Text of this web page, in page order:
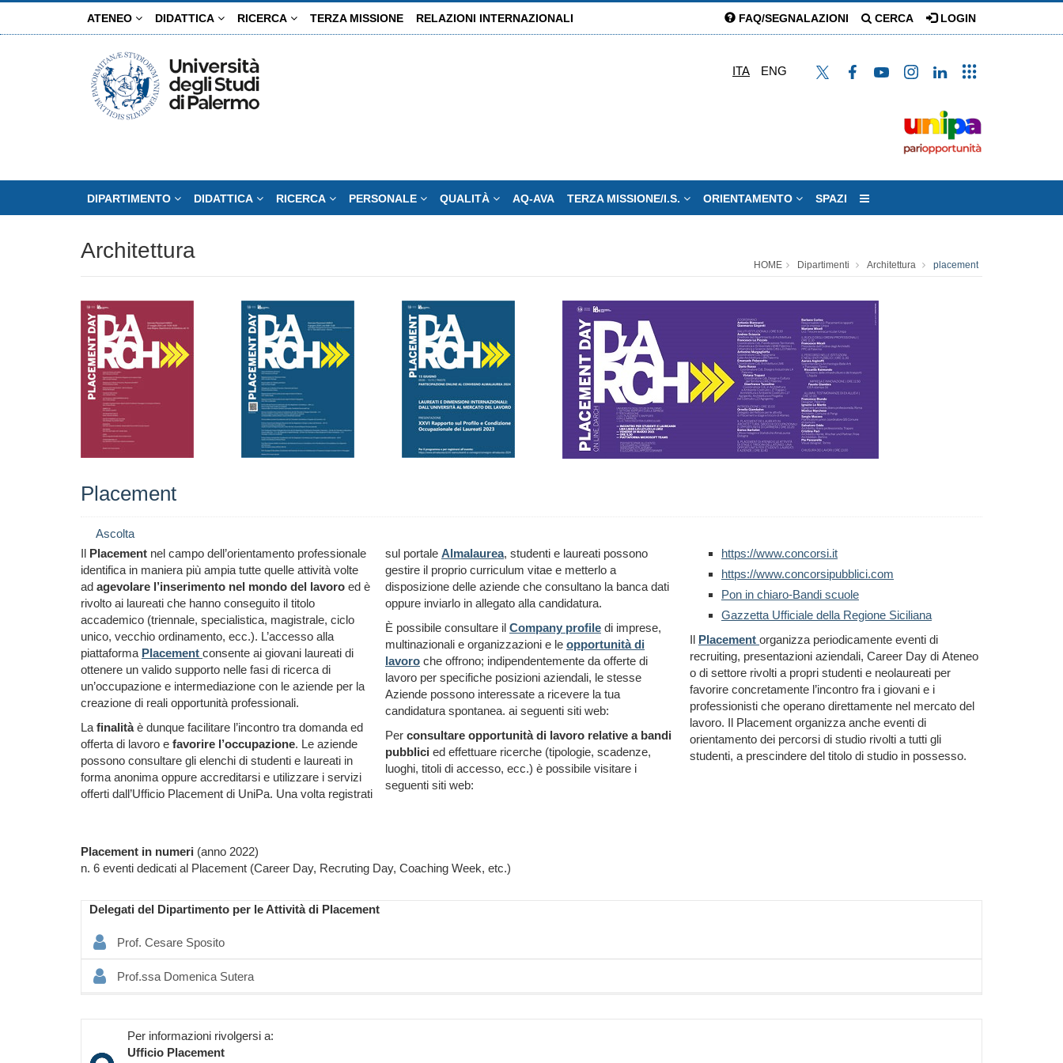
ATENEO DIDATTICA RICERCA TERZA MISSIONE RELAZIONI INTERNAZIONALI FAQ/SEGNALAZIONI CERCA LOGIN
ITA ENG
DIPARTIMENTO DIDATTICA RICERCA PERSONALE QUALITÀ AQ-AVA TERZA MISSIONE/I.S. ORIENTAMENTO SPAZI
Architettura
HOME Dipartimenti Architettura placement
Placement
Ascolta
Il Placement nel campo dell’orientamento professionale
identifica in maniera più ampia tutte quelle attività volte
ad agevolare l’inserimento nel mondo del lavoro ed è
rivolto ai laureati che hanno conseguito il titolo
accademico (triennale, specialistica, magistrale, ciclo
unico, vecchio ordinamento, ecc.). L’accesso alla
piattaforma Placement consente ai giovani laureati di
ottenere un valido supporto nelle fasi di ricerca di
un’occupazione e intermediazione con le aziende per la
creazione di reali opportunità professionali.
La finalitàè dunque facilitare l’incontro tra domanda ed
offerta di lavoro e favorire l’occupazione. Le aziende
possono consultare gli elenchi di studenti e laureati in
forma anonima oppure accreditarsi e utilizzare i servizi
offerti dall’Ufficio Placement di UniPa. Una volta registrati
sul portale Almalaurea, studenti e laureati possono
gestire il proprio curriculum vitae e metterlo a
disposizione delle aziende che consultano la banca dati
oppure inviarlo in allegato alla candidatura.
È possibile consultare il Company profile di imprese,
multinazionali e organizzazioni e le opportunità di
lavoro che offrono; indipendentemente da offerte di
lavoro per specifiche posizioni aziendali, le stesse
Aziende possono interessate a ricevere la tua
candidatura spontanea. ai seguenti siti web:
Per consultare opportunità di lavoro relative a bandi
pubblici ed effettuare ricerche (tipologie, scadenze,
luoghi, titoli di accesso, ecc.) è possibile visitare i
seguenti siti web:
https://www.concorsi.it
https://www.concorsipubblici.com
Pon in chiaro-Bandi scuole
Gazzetta Ufficiale della Regione Siciliana
Il Placement organizza periodicamente eventi di
recruiting, presentazioni aziendali, Career Day di Ateneo
o di settore rivolti a propri studenti e neolaureati per
favorire concretamente l’incontro fra i giovani e i
professionisti che operano direttamente nel mercato del
lavoro. Il Placement organizza anche eventi di
orientamento dei percorsi di studio rivolti a tutti gli
studenti, a prescindere del titolo di studio in possesso.
Placement in numeri (anno 2022)
n. 6 eventi dedicati al Placement (Career Day, Recruting Day, Coaching Week, etc.)
Delegati del Dipartimento per le Attività di Placement
Prof. Cesare Sposito
Prof.ssa Domenica Sutera
Per informazioni rivolgersi a:
Ufficio Placement